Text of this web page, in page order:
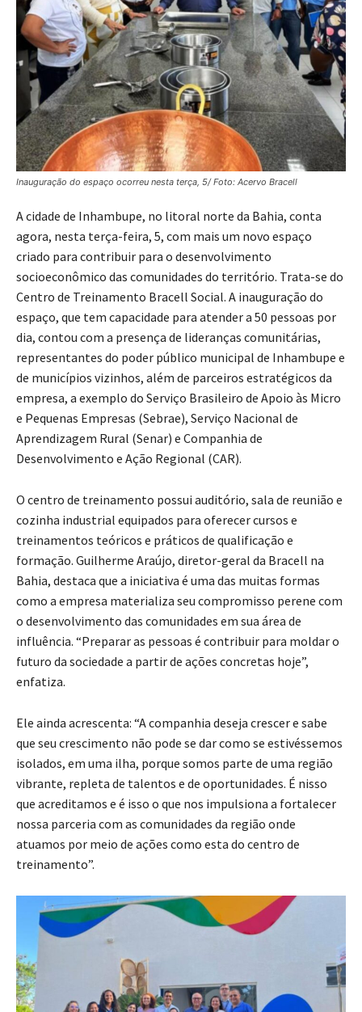
Inauguração do espaço ocorreu nesta terça, 5/ Foto: Acervo Bracell
A cidade de Inhambupe, no litoral norte da Bahia, conta
agora, nesta terça-feira, 5, com mais um novo espaço
criado para contribuir para o desenvolvimento
socioeconômico das comunidades do território. Trata-se do
Centro de Treinamento Bracell Social. A inauguração do
espaço, que tem capacidade para atender a 50 pessoas por
dia, contou com a presença de lideranças comunitárias,
representantes do poder público municipal de Inhambupe e
de municípios vizinhos, além de parceiros estratégicos da
empresa, a exemplo do Serviço Brasileiro de Apoio às Micro
e Pequenas Empresas (Sebrae), Serviço Nacional de
Aprendizagem Rural (Senar) e Companhia de
Desenvolvimento e Ação Regional (CAR).
O centro de treinamento possui auditório, sala de reunião e
cozinha industrial equipados para oferecer cursos e
treinamentos teóricos e práticos de qualificação e
formação. Guilherme Araújo, diretor-geral da Bracell na
Bahia, destaca que a iniciativa é uma das muitas formas
como a empresa materializa seu compromisso perene com
o desenvolvimento das comunidades em sua área de
influência. “Preparar as pessoas é contribuir para moldar o
futuro da sociedade a partir de ações concretas hoje”,
enfatiza.
Ele ainda acrescenta: “A companhia deseja crescer e sabe
que seu crescimento não pode se dar como se estivéssemos
isolados, em uma ilha, porque somos parte de uma região
vibrante, repleta de talentos e de oportunidades. É nisso
que acreditamos e é isso o que nos impulsiona a fortalecer
nossa parceria com as comunidades da região onde
atuamos por meio de ações como esta do centro de
treinamento”.